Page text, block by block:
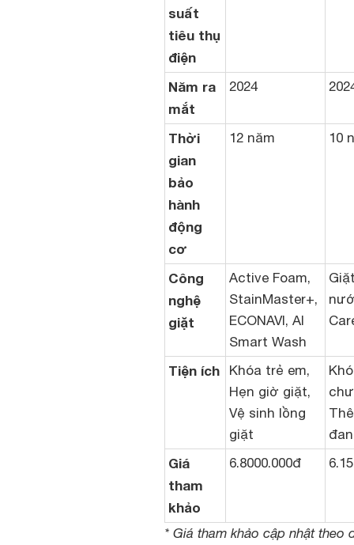
suất
tiêu thụ
điện
Năm ra
mắt
2024
Thời
gian
bảo
hành
động
cơ
12 năm 10
Công
nghệ
giặt
Active Foam,
StainMaster+,
ECONAVI, AI
Smart Wash
Tiện ích
Khóa trẻ em,
Hẹn giờ giặt,
Vệ sinh lồng
giặt
Giá
tham
khảo
6.8000.000đ
* Giá tham khảo cập nhật